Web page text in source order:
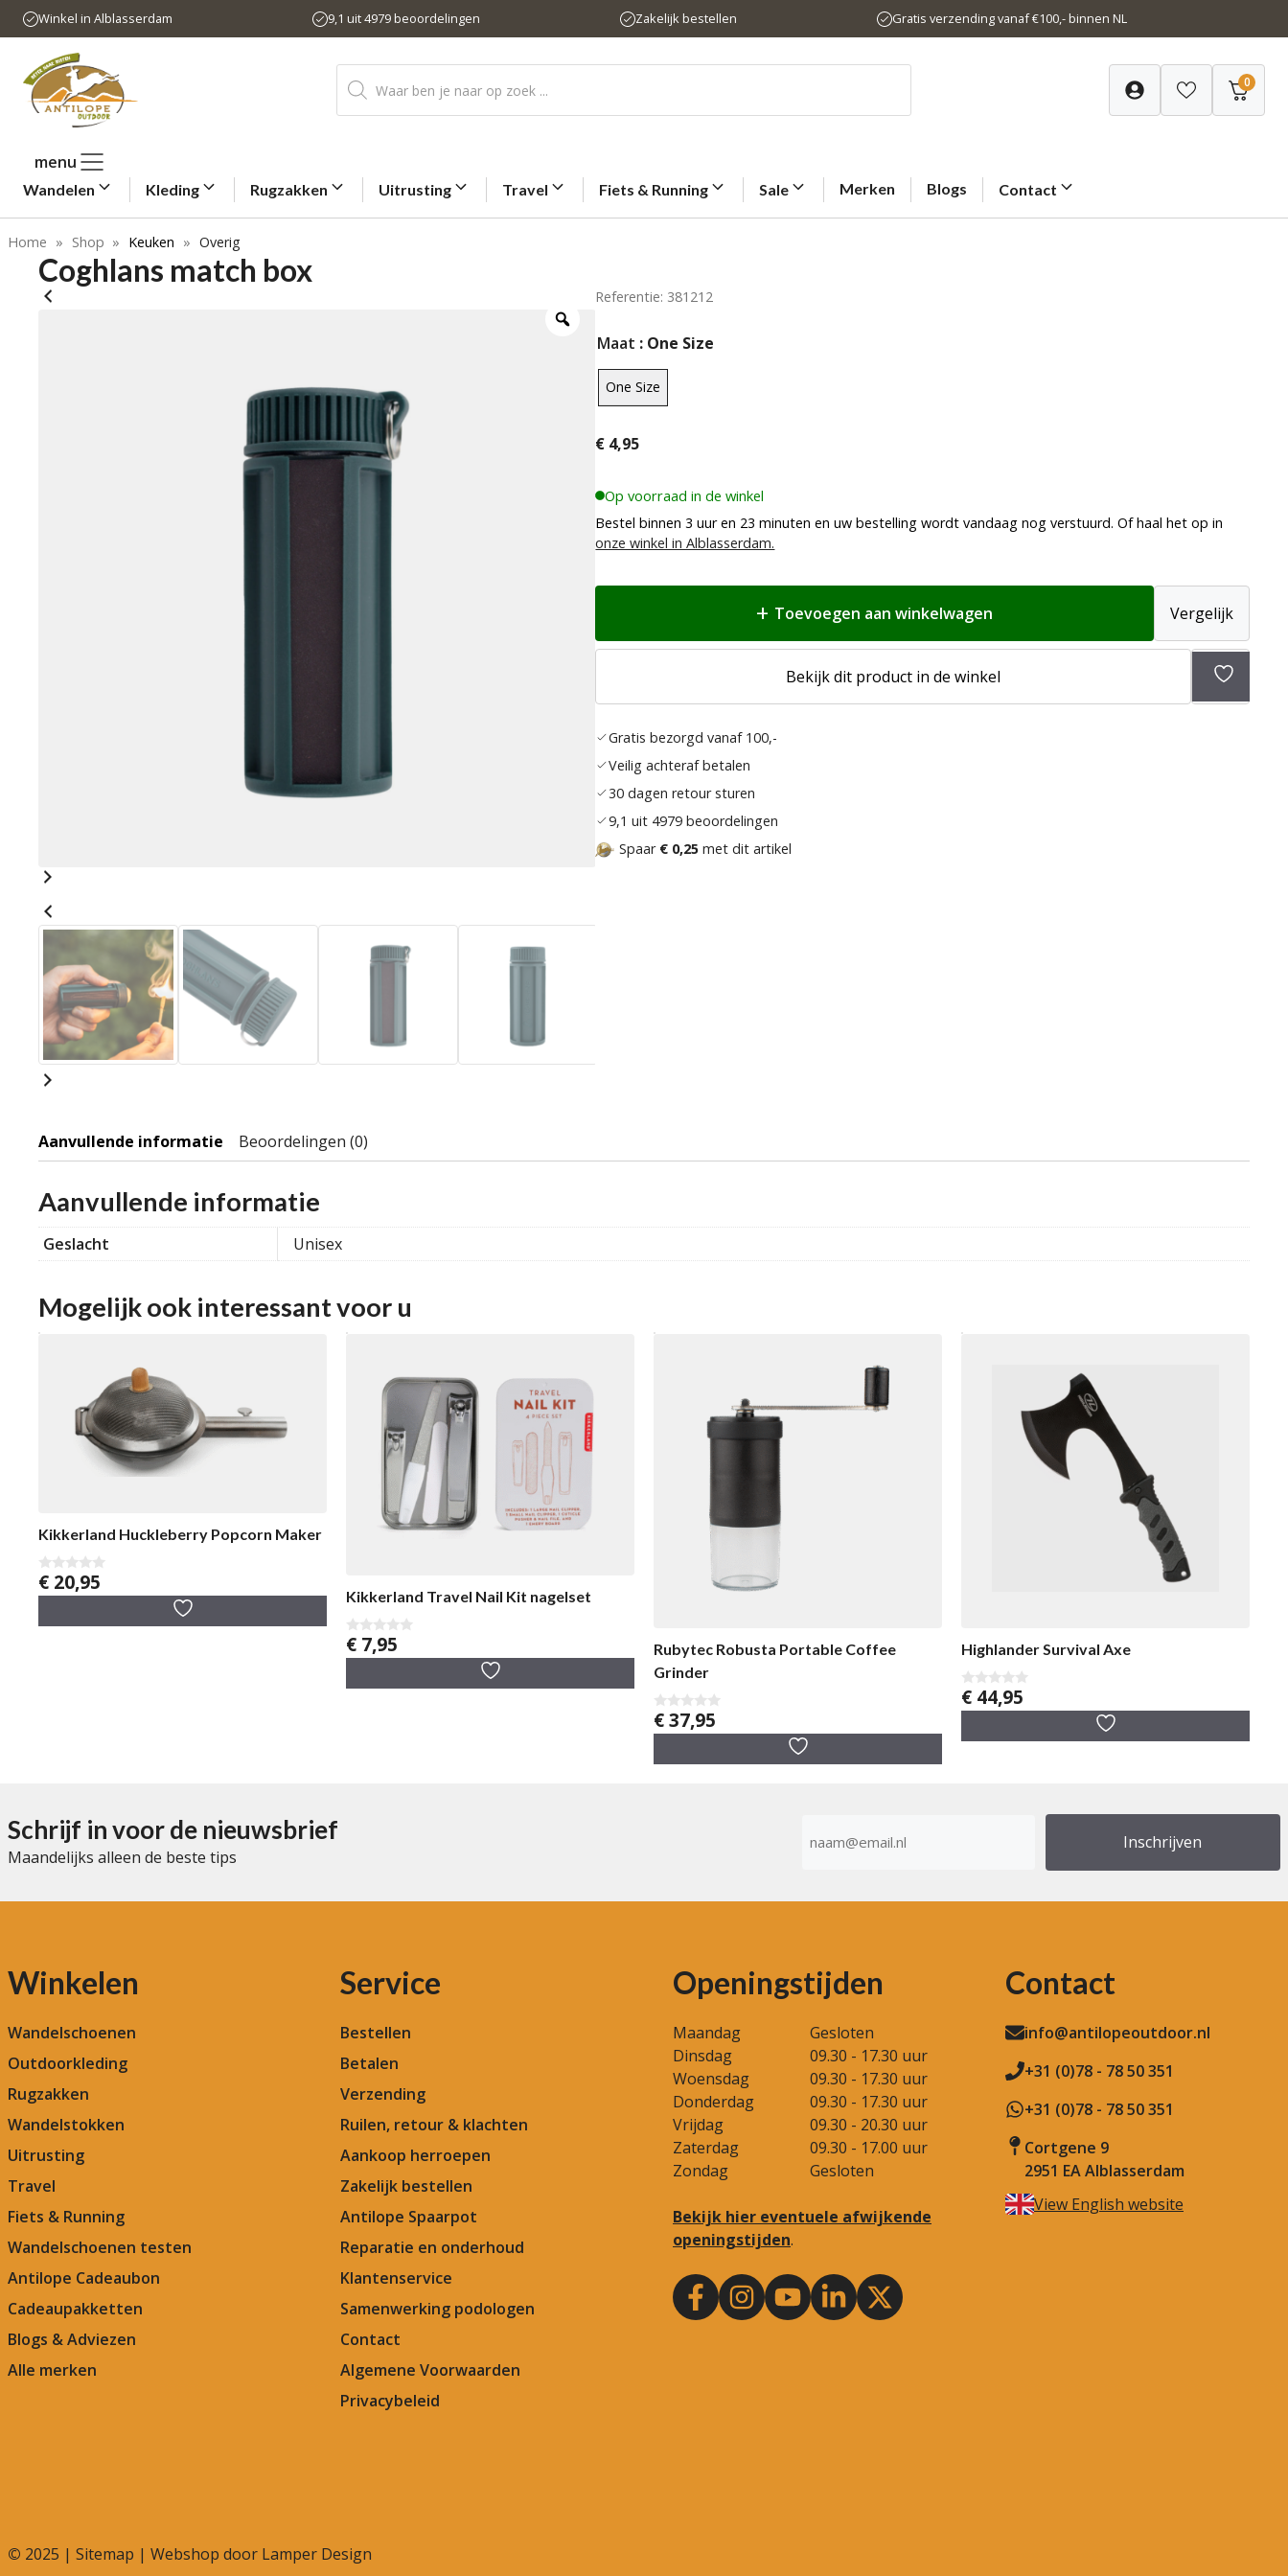
naar
inhoud
Winkel in Alblasserdam 9,1 uit 4979 beoordelingen Zakelijk bestellen Gratis verzending vanaf €100,- binnen NL
Producten
zoeken 0
menu
Wandelen Kleding Rugzakken Uitrusting Travel Fiets & Running Sale Merken Blogs Contact
Home » Shop » Keuken » Overig
Coghlans match box
Referentie: 381212
Maat : One Size
One Size
€ 4,95
Op voorraad in de winkel
Bestel binnen 3 uur en 23 minuten en uw bestelling wordt vandaag nog verstuurd. Of haal het op in
onze winkel in Alblasserdam.
Toevoegen aan winkelwagen Vergelijk
Bekijk dit product in de winkel
Gratis bezorgd vanaf 100,-
Veilig achteraf betalen
30 dagen retour sturen
9,1 uit 4979 beoordelingen
Spaar € 0,25 met dit artikel
Aanvullende informatie Beoordelingen (0)
Aanvullende informatie
Geslacht Unisex
Mogelijk ook interessant voor u
Kikkerland Huckleberry Popcorn Maker
0
v
5
€ 20,95
Kikkerland Travel Nail Kit nagelset
0
v
5
€ 7,95
Rubytec Robusta Portable Coffee
Grinder
0
v
5
€37,95
Highlander Survival Axe
0
v
5
€ 44,95
Schrijf in voor de nieuwsbrief
Maandelijks alleen de beste tips
mailadres
Winkelen
Wandelschoenen
Outdoorkleding
Rugzakken
Wandelstokken
Uitrusting
Travel
Fiets & Running
Wandelschoenen testen
Antilope Cadeaubon
Cadeaupakketten
Blogs & Adviezen
Alle merken
Service
Bestellen
Betalen
Verzending
Ruilen, retour & klachten
Aankoop herroepen
Zakelijk bestellen
Antilope Spaarpot
Reparatie en onderhoud
Klantenservice
Samenwerking podologen
Contact
Algemene Voorwaarden
Privacybeleid
Openingstijden
Maandag
Gesloten
Dinsdag
09.30 - 17.30 uur
Woensdag
09.30 - 17.30 uur
Donderdag
09.30 - 17.30 uur
Vrijdag
09.30 - 20.30 uur
Zaterdag
09.30 - 17.00 uur
Zondag
Gesloten
Bekijk hier eventuele afwijkende
openingstijden.
Contact
info@antilopeoutdoor.nl
+31 (0)78 - 78 50 351
+31 (0)78 - 78 50 351
Cortgene 9
2951 EA Alblasserdam
View English website
© 2025 | Sitemap | Webshop door Lamper Design